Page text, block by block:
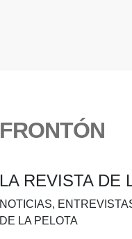
FRONTÓN
LA REVISTA DE
NOTICIAS,
DE LA PELOTA